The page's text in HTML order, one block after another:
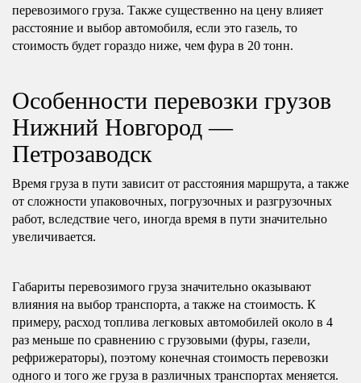
перевозимого груза. Также существенно на цену влияет
расстояние и выбор автомобиля, если это газель, то
стоимость будет гораздо ниже, чем фура в 20 тонн.
Особенности перевозки грузов
Нижний Новгород —
Петрозаводск
Время груза в пути зависит от расстояния маршрута, а также
от сложности упаковочных, погрузочных и разгрузочных
работ, вследствие чего, иногда время в пути значительно
увеличивается.
Габариты перевозимого груза значительно оказывают
влияния на выбор транспорта, а также на стоимость. К
примеру, расход топлива легковых автомобилей около в 4
раз меньше по сравнению с грузовыми (фуры, газели,
рефрижераторы), поэтому конечная стоимость перевозки
одного и того же груза в различных транспортах меняется.